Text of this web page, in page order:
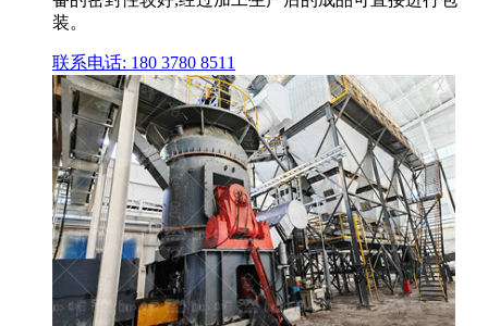
装。
联系电话: 180 3780 8511